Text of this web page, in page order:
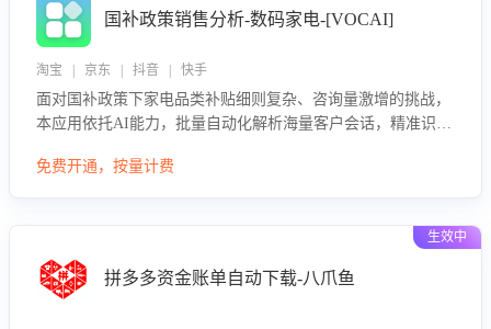
国补政策销售分析-数码家电-[VOCAI]
淘宝 | 京东 | 抖音 | 快手
面对国补政策下家电品类补贴细则复杂、咨询量激增的挑战，
本应用依托AI能力，批量自动化解析海量客户会话，精准识别
向，深度洞察决策动因。同时全面评估客服团队政策解读准确
免费开通，按量计费
生效中
拼多多资金账单自动下载-八爪鱼